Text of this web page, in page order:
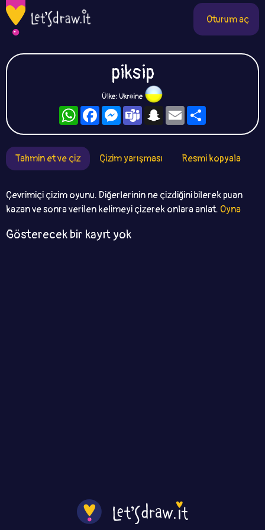
Oturum aç
piksip
Ülke: Ukraine
WhatsAppFacebookMessengerTeamsSnapchat
Email
Tahmin et ve çiz Çizim yarışması Resmi kopyala
Çevrimiçi çizim oyunu. Diğerlerinin ne çizdiğini bilerek puan
kazan ve sonra verilen kelimeyi çizerek onlara anlat. Oyna
Gösterecek bir kayıt yok